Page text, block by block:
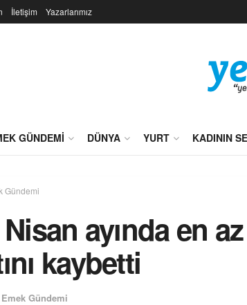
İletişim Yazarlarımız
GÜNDEMI DÜNYA YURT KADININ
Gündemi
ayında en
kaybetti
Emek Gündemi